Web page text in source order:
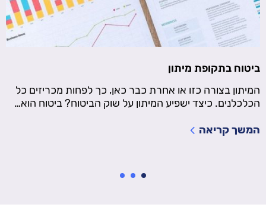
ביטוח בתקופת מיתון
המיתון בצורה כזו או אחרת כבר כאן, כך לפחות מכריזים כל
הכלכלנים. כיצד ישפיע המיתון על שוק הביטוח? ביטוח הוא…
המשך קריאה